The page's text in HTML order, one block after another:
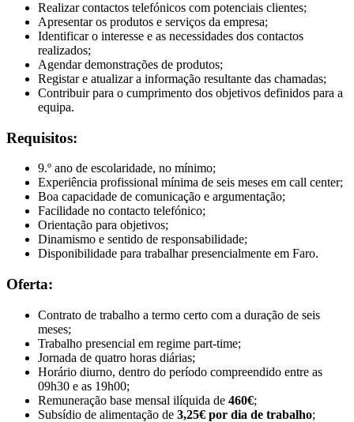
Realizar contactos telefónicos com potenciais clientes;
Apresentar os produtos e serviços da empresa;
Identificar o interesse e as necessidades dos contactos
realizados;
Agendar demonstrações de produtos;
Registar e atualizar a informação resultante das chamadas;
Contribuir para o cumprimento dos objetivos definidos para a
equipa.
Requisitos:
9.º ano de escolaridade, no mínimo;
Experiência profissional mínima de seis meses em call center;
Boa capacidade de comunicação e argumentação;
Facilidade no contacto telefónico;
Orientação para objetivos;
Dinamismo e sentido de responsabilidade;
Disponibilidade para trabalhar presencialmente em Faro.
Oferta:
Contrato de trabalho a termo certo com a duração de seis
meses;
Trabalho presencial em regime part-time;
Jornada de quatro horas diárias;
Horário diurno, dentro do período compreendido entre as
09h30 e as 19h00;
Remuneração base mensal ilíquida de 460€;
Subsídio de alimentação de 3,25€ por dia de trabalho;